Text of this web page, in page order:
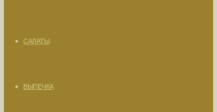
САЛАТЫ
ВЫПЕЧКА